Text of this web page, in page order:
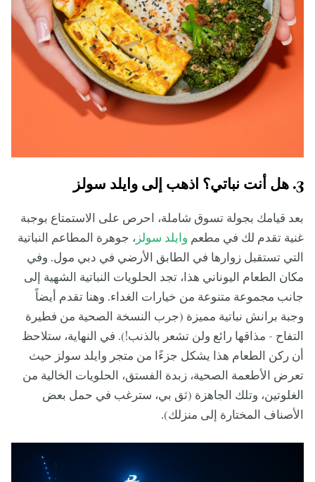
3. هل أنت نباتي؟ اذهب إلى وايلد سولز
بعد قيامك بجولة تسوق شاملة، احرص على الاستمتاع بوجبة
غنية تقدم لك في مطعم وايلد سولز ، جوهرة المطاعم النباتية
التي تستقبل زوارها في الطابق الأرضي في دبي مول. وفي
مكان الطعام اليوناني هذا، تجد الحلويات النباتية الشهية إلى
جانب مجموعة متنوعة من خيارات الغداء. وهنا تقدم أيضاً
وجبة برانش نباتية مميزة (جرب النسخة الصحية من فطيرة
التفاح - مذاقها رائع ولن تشعر بالذنب!). في النهاية، ستلاحظ
أن ركن الطعام هذا يشكل جزءًا من متجر وايلد سولز حيث
تعرض الأطعمة الصحية، زبدة الفستق، الحلويات الخالية من
الغلوتين، وتلك الجاهزة (ثق بي، سترغب في حمل بعض
الأصناف المختارة إلى منزلك).